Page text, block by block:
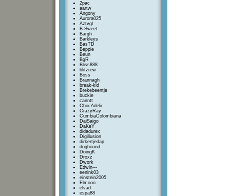
2pac
aartw
Angony
Aurora025
Aztvgl
B-Sweet
Bargh
Barkleys
BasTD
Beppie
Beun
BgR
Bliss888
blitzrew
Boss
Brannagh
break-kid
Brekebeentje
buckie
canntt
ChocAdelic
CrazyRay
CumbiaColombiana
DaiSaigo
DaKeY
didadurex
Digillusion
dirkertjedap
doghound
DoingK
Droxz
Dwork
Edwin---
eenink03
einstein2005
Elmooo
elvad
espa88